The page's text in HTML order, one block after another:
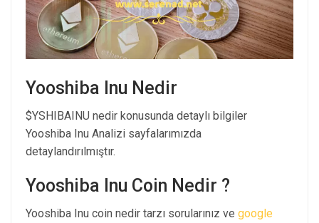
Yooshiba Inu Nedir
$YSHIBAINU nedir konusunda detaylı bilgiler
Yooshiba Inu Analizi sayfalarımızda
detaylandırılmıştır.
Yooshiba Inu Coin Nedir ?
Yooshiba Inu coin nedir tarzı sorularınız ve google